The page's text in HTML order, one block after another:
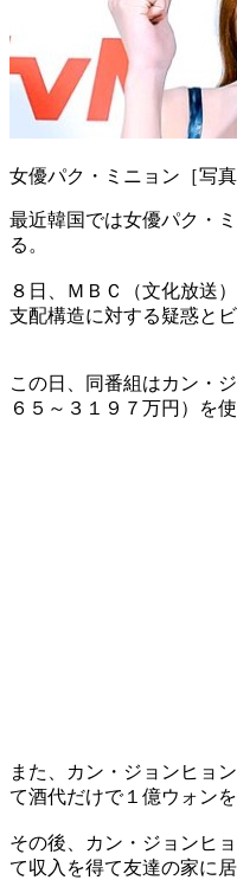
女優パク・ミニョン［写
最近韓国では女優パク・
る。
８日、ＭＢＣ（文化放送
支配構造に対する疑惑と
この日、同番組はカン・
６５～３１９７万円）を
また、カン・ジョンヒョ
て酒代だけで１億ウォン
その後、カン・ジョンヒ
て収入を得て友達の家に